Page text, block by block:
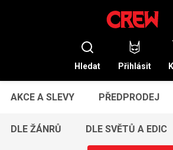
Hledat Přihlásit
AKCE A SLEVY PŘEDPRODEJ
DLE ŽÁNRŮ DLE SVĚTŮ A EDIC